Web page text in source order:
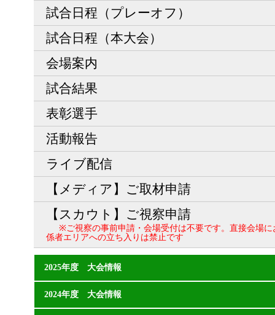
試合日程（プレーオフ）
試合日程（本大会）
会場案内
試合結果
表彰選手
活動報告
ライブ配信
【メディア】ご取材申請
【スカウト】ご視察申請
※ご視察の事前申請・会場受付は不要です。直接会場
係者エリアへの立ち入りは禁止です
2025年度 大会情報
2024年度 大会情報